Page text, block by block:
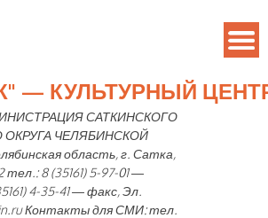
— КУЛЬТУРНЫЙ
САТКИНСКОГО
ЧЕЛЯБИНСКОЙ
область, г. Сатка,
8 (35161) 5-97-01 —
4-35-41 — факс, Эл.
Контакты для СМИ: тел.